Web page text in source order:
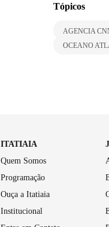
Tópicos
AGENCIA
OCEANO
ITATIAIA
Quem Somos
Programação
Ouça a Itatiaia
Institucional